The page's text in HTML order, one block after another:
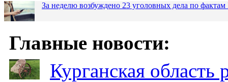
За неделю возбуждено 23 уголовных дела по
Главные новости:
Курганская